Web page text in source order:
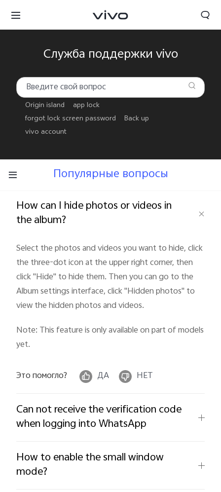
Служба поддержки vivo
Origin island
app lock
forgot lock screen password
Back up
vivo account
Популярные вопросы
How can I hide photos or videos in
the album?
Select the photos and videos you want to hide, click
the three-dot icon at the upper right corner, then
click "Hide" to hide them. Then you can go to the
Album settings interface, click "Hidden photos" to
view the hidden photos and videos.
Note: This feature is only available on part of models
yet.
Это помогло? ДА НЕТ
Can not receive the verification code
when logging into WhatsApp
How to enable the small window
mode?